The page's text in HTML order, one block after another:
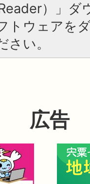
）」ダ
トウェアを
い。
広告